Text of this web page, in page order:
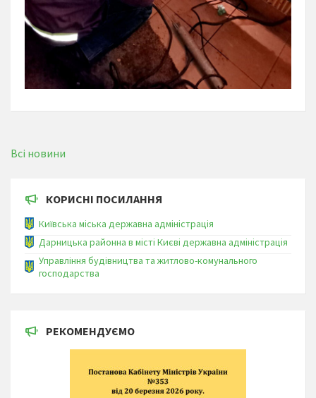
Всі новини
КОРИСНІ ПОСИЛАННЯ
Київська міська державна адміністрація
Дарницька районна в місті Києві державна адміністрація
Управління будівництва та житлово-комунального
господарства
РЕКОМЕНДУЄМО